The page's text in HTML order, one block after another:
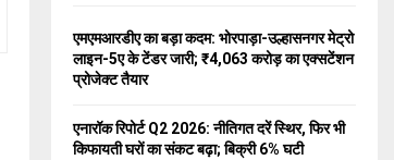
o
r
:
R
एमएमआरडीए का बड़ा कदम: भोरपाड़ा-उल्हासनगर मेट्रो
लाइन-5ए के टेंडर जारी; ₹4,063 करोड़ का एक्सटेंशन
प्रोजेक्ट तैयार
एनारॉक रिपोर्ट Q2 2026: नीतिगत दरें स्थिर, फिर भी
किफायती घरों का संकट बढ़ा; बिक्री 6% घटी